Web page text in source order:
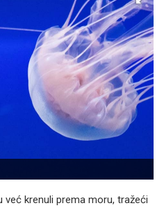
krenuli prema moru, tražeći